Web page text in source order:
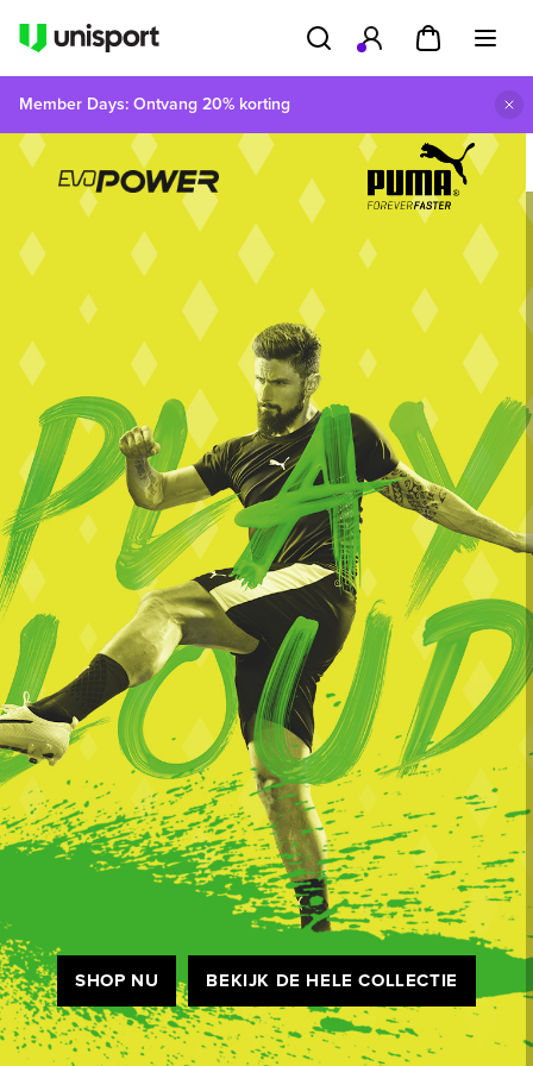
Member Days: Ontvang 20% korting
SHOP NU BEKIJK DE HELE COLLECTIE